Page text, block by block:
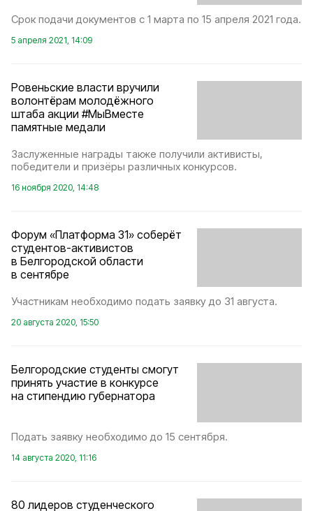
Срок подачи документов с 1 марта по 15 апреля 2021 года.
5 апреля 2021, 14:09
Ровеньские власти вручили
волонтёрам молодёжного
штаба акции #МыВместе
памятные медали
Заслуженные награды также получили активисты,
победители и призёры различных конкурсов.
16 ноября 2020, 14:48
Форум «Платформа 31» соберёт
студентов-активистов
в Белгородской области
в сентябре
Участникам необходимо подать заявку до 31 августа.
20 августа 2020, 15:50
Белгородские студенты смогут
принять участие в конкурсе
на стипендию губернатора
Подать заявку необходимо до 15 сентября.
14 августа 2020, 11:16
80 лидеров студенческого